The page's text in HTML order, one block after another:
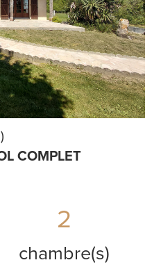
COMPLET
2
chambre(s)